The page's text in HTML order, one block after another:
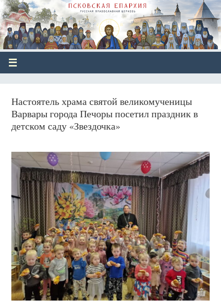
Настоятель храма святой великомученицы
Варвары города Печоры посетил праздник в
детском саду «Звездочка»